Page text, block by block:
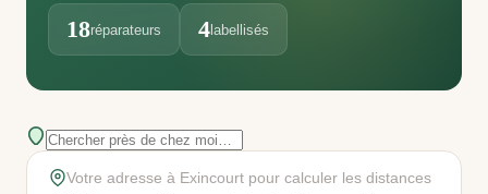
18réparateurs 4labellisés